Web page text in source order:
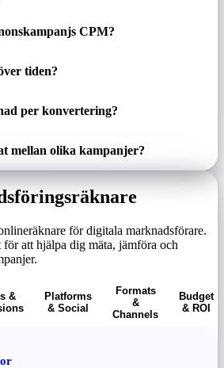
CPM?
tiden?
per konvertering?
mellan olika kampanjer?
för digitala marknadsförare.
att hjälpa dig mäta, jämföra och
&
Platforms
& Social
Formats
&
Channels
Budget
& ROI